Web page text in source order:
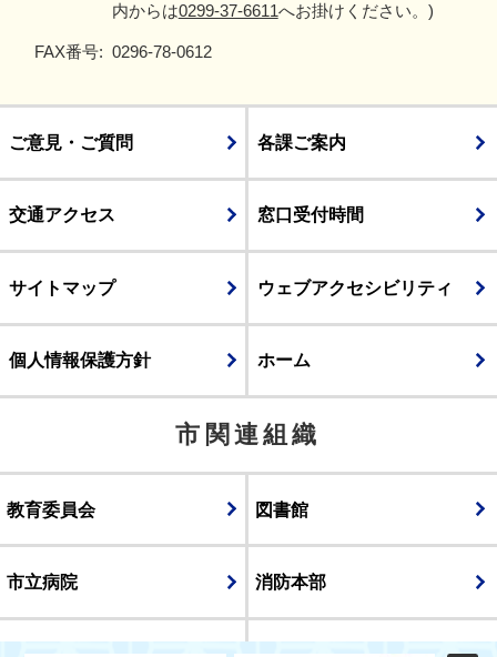
内からは0299-37-6611へお掛けください。)
FAX番号: 0296-78-0612
ご意見・ご質問 各課ご案内
交通アクセス 窓口受付時間
サイトマップ ウェブアクセシビリティ
個人情報保護方針 ホーム
市関連組織
教育委員会 図書館
市立病院 消防本部